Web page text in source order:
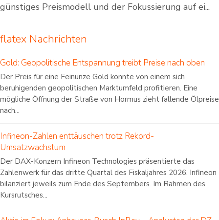
günstiges Preismodell und der Fokussierung auf ei...
flatex Nachrichten
Gold: Geopolitische Entspannung treibt Preise nach oben
Der Preis für eine Feinunze Gold konnte von einem sich
beruhigenden geopolitischen Marktumfeld profitieren. Eine
mögliche Öffnung der Straße von Hormus zieht fallende Ölpreise
nach...
Infineon-Zahlen enttäuschen trotz Rekord-
Umsatzwachstum
Der DAX-Konzern Infineon Technologies präsentierte das
Zahlenwerk für das dritte Quartal des Fiskaljahres 2026. Infineon
bilanziert jeweils zum Ende des Septembers. Im Rahmen des
Kursrutsches...